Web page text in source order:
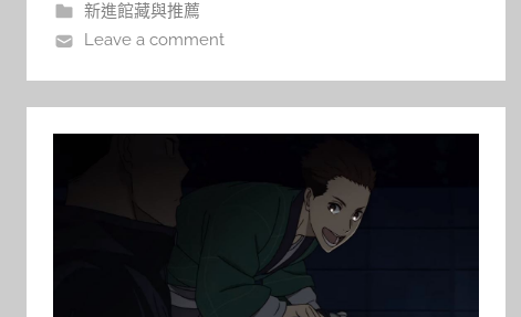
價值與社會制度的深刻辯證。
新進館藏與推薦
Leave a comment